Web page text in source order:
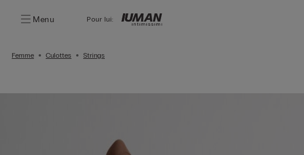
Menu Pour lui:
Femme Culottes Strings